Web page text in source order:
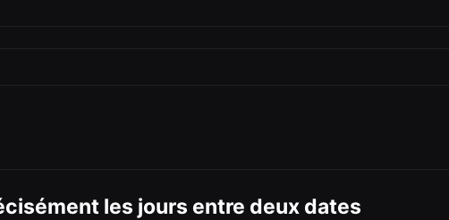
les jours entre deux dates